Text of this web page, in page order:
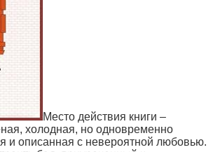
Место действия книги –
холодная, но одновременно
и описанная с невероятной любовью.